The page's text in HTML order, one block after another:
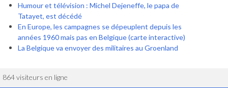
Humour et télévision : Michel Dejeneffe, le papa de
Tatayet, est décédé
En Europe, les campagnes se dépeuplent depuis les
années 1960 mais pas en Belgique (carte interactive)
La Belgique va envoyer des militaires au Groenland
864 visiteurs en ligne